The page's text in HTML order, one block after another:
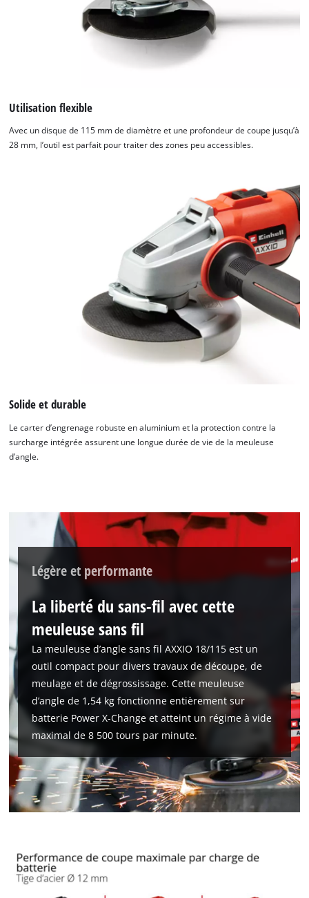
pouvoir charger Google Maps !
to the list of technologies used.
Powered byUsercentrics Consent
Utilisation flexible
Avec un disque de 115 mm de diamètre et une profondeur de coupe jusqu’à
28 mm, l’outil est parfait pour traiter des zones peu accessibles.
Solide et durable
Le carter d’engrenage robuste en aluminium et la protection contre la
surcharge intégrée assurent une longue durée de vie de la meuleuse
d’angle.
Légère et performante
La liberté du sans-fil avec cette
meuleuse sans fil
La meuleuse d’angle sans fil AXXIO 18/115 est un
outil compact pour divers travaux de découpe, de
meulage et de dégrossissage. Cette meuleuse
d’angle de 1,54 kg fonctionne entièrement sur
batterie Power X-Change et atteint un régime à vide
maximal de 8 500 tours par minute.